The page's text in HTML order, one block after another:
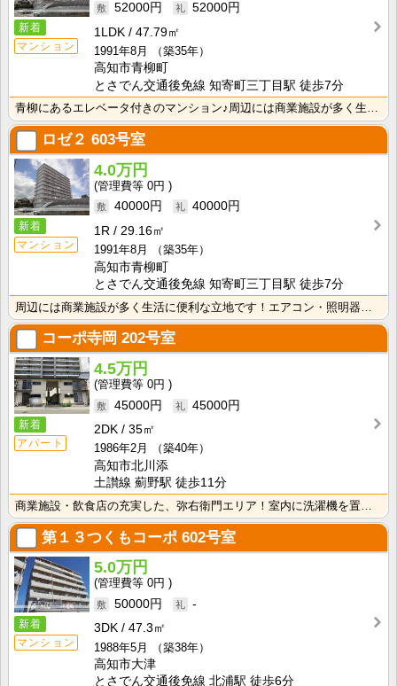
新着
マンション
52000円
52000円
1LDK
47.79㎡
1991年8月
（築35年）
高知市青柳町
とさでん交通後免線 知寄町三丁目駅 徒歩7分
青柳にあるエレベータ付きのマンション♪周辺には商業施設が多く生活に便利な立地です！
ロゼ２ 603号室
新着
マンション
4.0万円
0円
40000円
40000円
1R
29.16㎡
1991年8月
（築35年）
高知市青柳町
とさでん交通後免線 知寄町三丁目駅 徒歩7分
コーポ寺岡 202号室
新着
アパート
4.5万円
0円
45000円
45000円
2DK
35㎡
1986年2月
（築40年）
高知市北川添
土讃線 薊野駅 徒歩11分
第１３つくもコーポ 602号室
新着
マンション
5.0万円
0円
50000円
-
3DK
47.3㎡
1988年5月
（築38年）
高知市大津
とさでん交通後免線 北浦駅 徒歩6分